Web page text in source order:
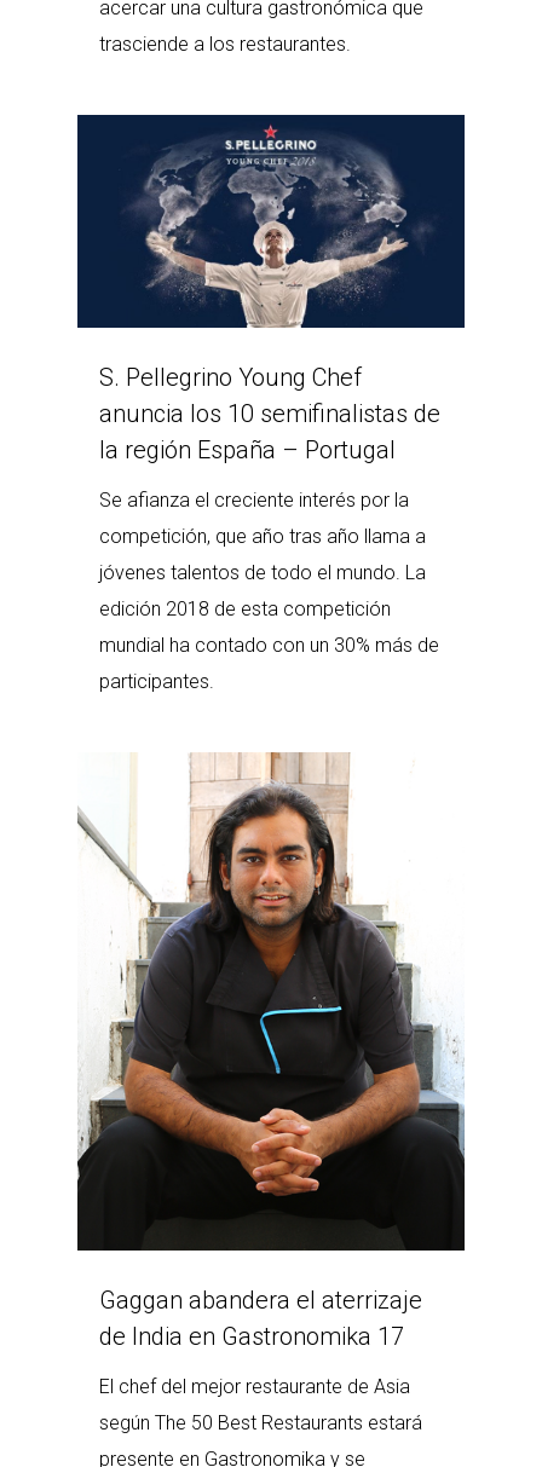
acercar una cultura gastronómica que
trasciende a los restaurantes.
S. Pellegrino Young Chef
anuncia los 10 semifinalistas de
la región España – Portugal
Se afianza el creciente interés por la
competición, que año tras año llama a
jóvenes talentos de todo el mundo. La
edición 2018 de esta competición
mundial ha contado con un 30% más de
participantes.
Gaggan abandera el aterrizaje
de India en Gastronomika 17
El chef del mejor restaurante de Asia
según The 50 Best Restaurants estará
presente en Gastronomika y se